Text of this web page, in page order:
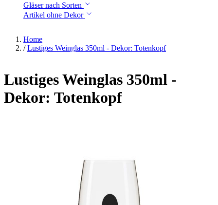
Gläser nach Sorten
Artikel ohne Dekor
Home
/ Lustiges Weinglas 350ml - Dekor: Totenkopf
Lustiges Weinglas 350ml -
Dekor: Totenkopf